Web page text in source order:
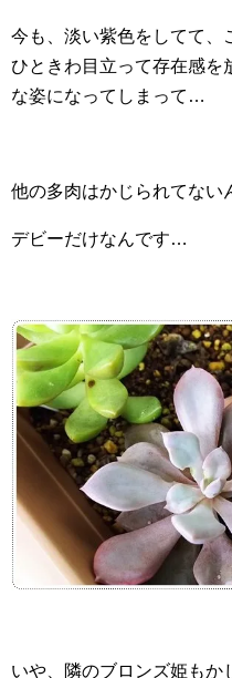
今も、淡い紫色をしてて、
ひときわ目立って存在感を
な姿になってしまって…
他の多肉はかじられてない
デビーだけなんです…
いや、隣のブロンズ姫も